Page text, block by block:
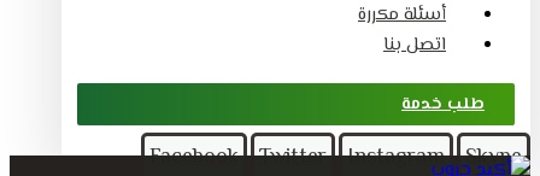
أسئلة مكررة
اتصل بنا
طلب خدمة
Facebook Twitter Instagram Skype